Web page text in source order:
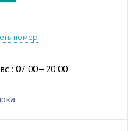
20-01
номер
07:00—20:00